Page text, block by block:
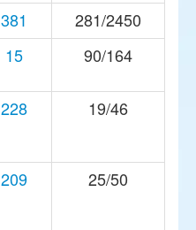
381
281/2450
15 90/164
228 19/46
209 25/50